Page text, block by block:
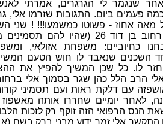
לאחר שנגמר לי הגרגרים, אמרתי
כמה פעמים ביום. התגובות שזרמו אלי,
אחוז - פשוטו כמשמעו!!! ! שני
אצלי בבניין מעלי) רחוב בן דוד 26 (שהיו
כחיוביים: משפחת אזולאי,
השכנים שנאבד לו חוש הטעם
לו. כל שכן המשיך להפיץ את
הרב הלל כהן שגר בסמוך אלי
אושפזה עם דלקת ראות ועם תסמיני
לאחר יומיים שחררו אותה
הנס הרפואי הזה זוקף רק לזכות
התקשר אלי זמר ידוע מבני ברק בשם